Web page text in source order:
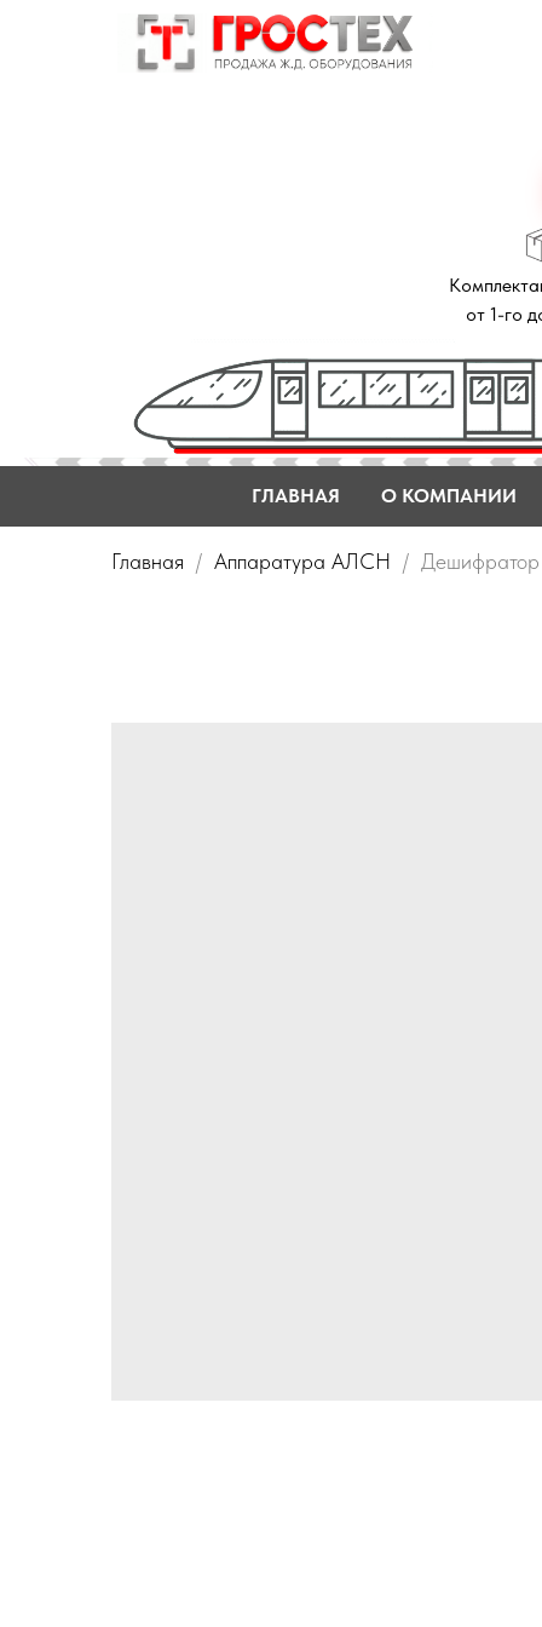
Комплектация
от 1-го до 14
ГЛАВНАЯ О КОМПАНИИ
Главная Аппаратура АЛСН